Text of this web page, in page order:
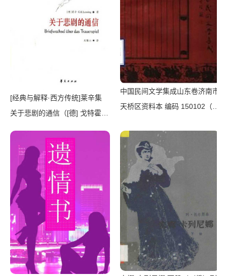
[经典与解释·西方传统]莱辛集
关于悲剧的通信（[德] 戈特霍尔
译）（华夏出版社 2010）
中国民间文学集成山东卷济南市
天桥区资料本 编码 150102（济
室）（1989）